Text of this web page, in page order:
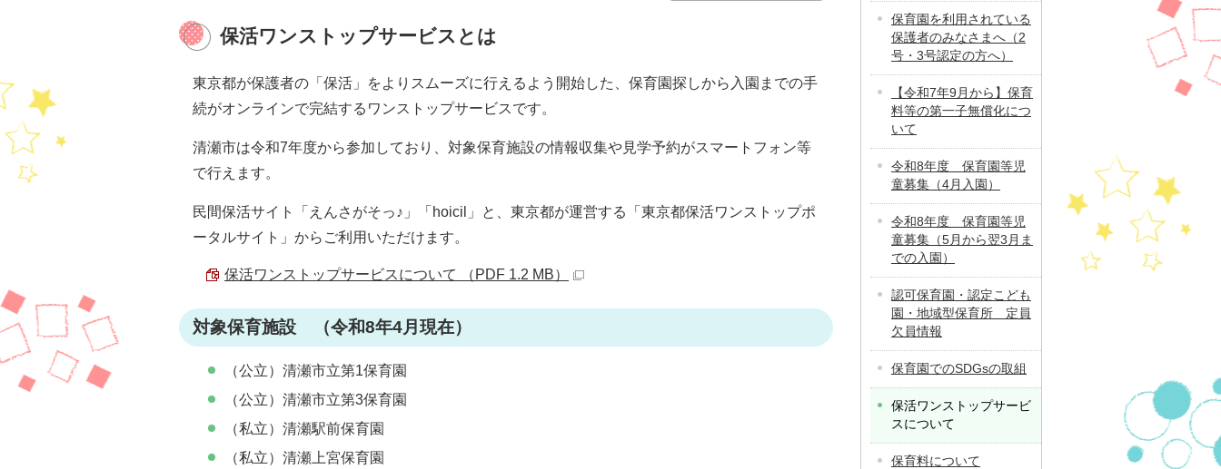
保活ワンストップサービスとは
東京都が保護者の「保活」をよりスムーズに行えるよう開始した、保育園探しから入園までの手
続がオンラインで完結するワンストップサービスです。
清瀬市は令和7年度から参加しており、対象保育施設の情報収集や見学予約がスマートフォン等
で行えます。
民間保活サイト「えんさがそっ♪」「hoicil」と、東京都が運営する「東京都保活ワンストップポ
ータルサイト」からご利用いただけます。
保活ワンストップサービスについて （PDF 1.2 MB）
対象保育施設 （令和8年4月現在）
（公立）清瀬市立第1保育園
（公立）清瀬市立第3保育園
（私立）清瀬駅前保育園
（私立）清瀬上宮保育園
保育園を利用されている
保護者のみなさまへ（2
号・3号認定の方へ）
【令和7年9月から】保育
料等の第一子無償化につ
いて
令和8年度 保育園等児
童募集（4月入園）
令和8年度 保育園等児
童募集（5月から翌3月ま
での入園）
認可保育園・認定こども
園・地域型保育所 定員
欠員情報
保育園でのSDGsの取組
保活ワンストップサービ
スについて
保育料について